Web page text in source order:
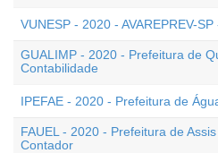
VUNESP - 2020 - AVAREPREV-
GUALIMP - 2020 - Prefeitura de
Contabilidade
IPEFAE - 2020 - Prefeitura de
FAUEL - 2020 - Prefeitura de
Contador